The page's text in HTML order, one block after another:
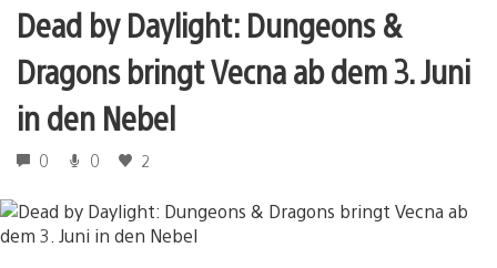
Dead by Daylight: Dungeons &
Dragons bringt Vecna ab dem 3. Juni
in den Nebel
0 0 2